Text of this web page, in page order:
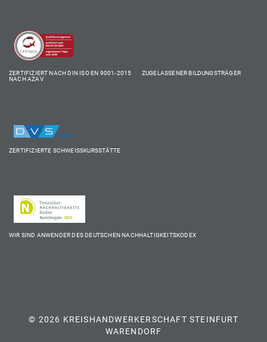
ZERTIFIZIERT NACH DIN ISO EN 9001-2015 ZUGELASSENER BILDUNGSTRÄGER
NACH AZAV
ZERTIFIZIERTE SCHWEISSKURSSTÄTTE
WIR SIND ANWENDER DES DEUTSCHEN NACHHALTIGKEITSKODEX
© 2026 KREISHANDWERKERSCHAFT STEINFURT
WARENDORF